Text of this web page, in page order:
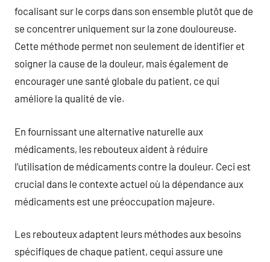
focalisant sur le corps dans son ensemble plutôt que de
se concentrer uniquement sur la zone douloureuse.
Cette méthode permet non seulement de identifier et
soigner la cause de la douleur, mais également de
encourager une santé globale du patient, ce qui
améliore la qualité de vie.
En fournissant une alternative naturelle aux
médicaments, les rebouteux aident à réduire
l’utilisation de médicaments contre la douleur. Ceci est
crucial dans le contexte actuel où la dépendance aux
médicaments est une préoccupation majeure.
Les rebouteux adaptent leurs méthodes aux besoins
spécifiques de chaque patient, cequi assure une